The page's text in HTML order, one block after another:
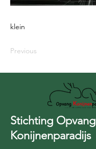
klein
Previous
Stichting Opvang
Konijnenparadijs